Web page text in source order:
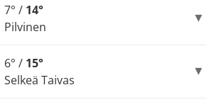
7° / 14°
Pilvinen
6° / 15°
Selkeä Taivas